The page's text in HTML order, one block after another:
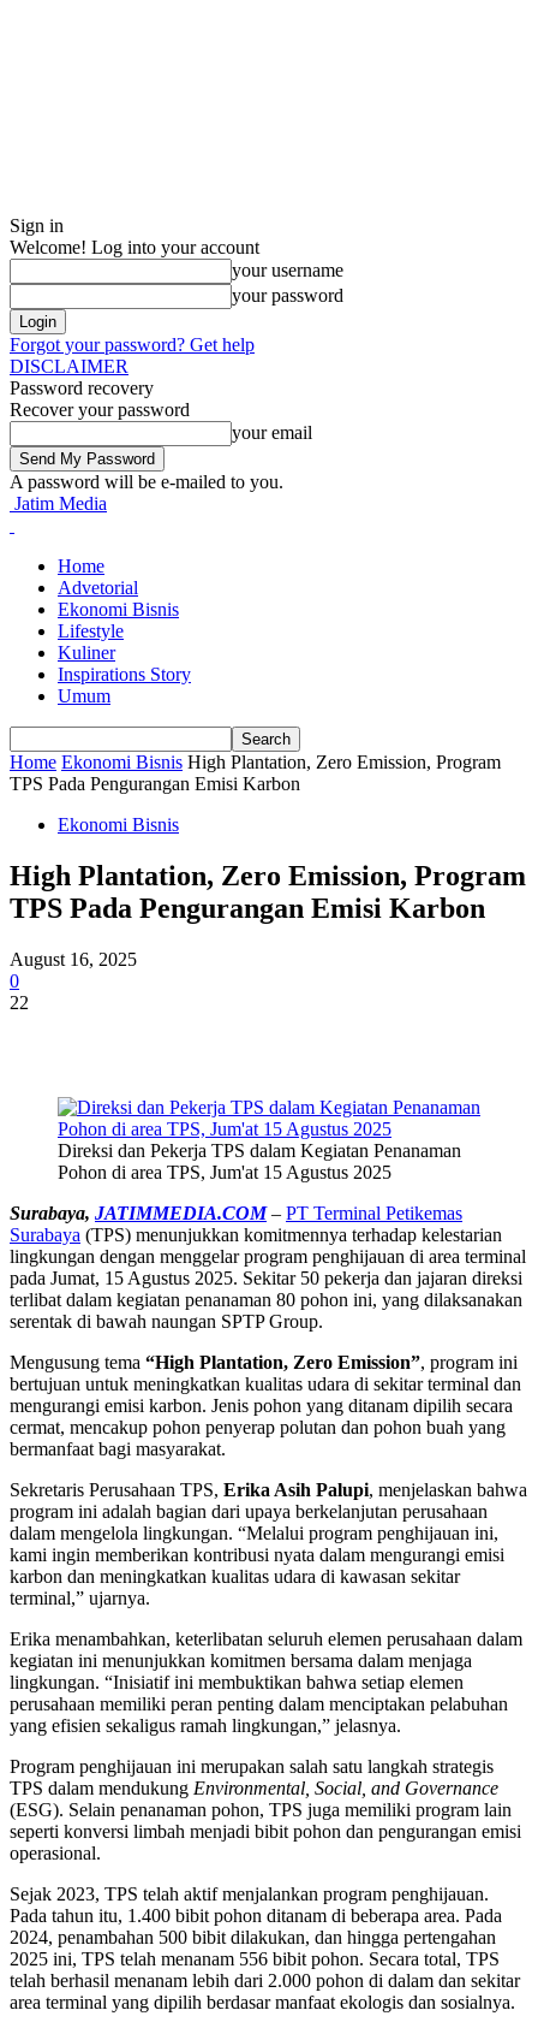
Sign in
Welcome! Log into your account
your username
your password
Forgot your password? Get help
DISCLAIMER
Password recovery
Recover your password
your email
A password will be e-mailed to you.
Jatim Media
Home
Advetorial
Ekonomi Bisnis
Lifestyle
Kuliner
Inspirations Story
Umum
Home Ekonomi Bisnis High Plantation, Zero Emission, Program
TPS Pada Pengurangan Emisi Karbon
Ekonomi Bisnis
High Plantation, Zero Emission, Program
TPS Pada Pengurangan Emisi Karbon
August 16, 2025
0
22
Direksi dan Pekerja TPS dalam Kegiatan Penanaman
Pohon di area TPS, Jum'at 15 Agustus 2025
Surabaya, JATIMMEDIA.COM– PT Terminal Petikemas
Surabaya (TPS) menunjukkan komitmennya terhadap kelestarian
lingkungan dengan menggelar program penghijauan di area terminal
pada Jumat, 15 Agustus 2025. Sekitar 50 pekerja dan jajaran direksi
terlibat dalam kegiatan penanaman 80 pohon ini, yang dilaksanakan
serentak di bawah naungan SPTP Group.
Mengusung tema “High Plantation, Zero Emission”, program ini
bertujuan untuk meningkatkan kualitas udara di sekitar terminal dan
mengurangi emisi karbon. Jenis pohon yang ditanam dipilih secara
cermat, mencakup pohon penyerap polutan dan pohon buah yang
bermanfaat bagi masyarakat.
Sekretaris Perusahaan TPS, Erika Asih Palupi, menjelaskan bahwa
program ini adalah bagian dari upaya berkelanjutan perusahaan
dalam mengelola lingkungan. “Melalui program penghijauan ini,
kami ingin memberikan kontribusi nyata dalam mengurangi emisi
karbon dan meningkatkan kualitas udara di kawasan sekitar
terminal,” ujarnya.
Erika menambahkan, keterlibatan seluruh elemen perusahaan dalam
kegiatan ini menunjukkan komitmen bersama dalam menjaga
lingkungan. “Inisiatif ini membuktikan bahwa setiap elemen
perusahaan memiliki peran penting dalam menciptakan pelabuhan
yang efisien sekaligus ramah lingkungan,” jelasnya.
Program penghijauan ini merupakan salah satu langkah strategis
TPS dalam mendukung Environmental, Social, and Governance
(ESG). Selain penanaman pohon, TPS juga memiliki program lain
seperti konversi limbah menjadi bibit pohon dan pengurangan emisi
operasional.
Sejak 2023, TPS telah aktif menjalankan program penghijauan.
Pada tahun itu, 1.400 bibit pohon ditanam di beberapa area. Pada
2024, penambahan 500 bibit dilakukan, dan hingga pertengahan
2025 ini, TPS telah menanam 556 bibit pohon. Secara total, TPS
telah berhasil menanam lebih dari 2.000 pohon di dalam dan sekitar
area terminal yang dipilih berdasar manfaat ekologis dan sosialnya.